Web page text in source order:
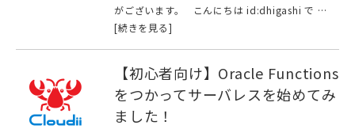
がございます。 こんにちは id:dhigashi で …
[続きを見る]
【初心者向け】Oracle Functions
をつかってサーバレスを始めてみ
ました！